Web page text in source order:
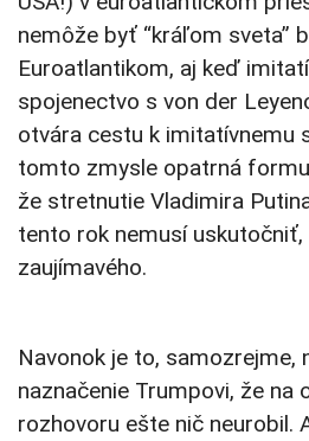
nemôže byť “kráľom sveta”
Euroatlantikom, aj keď
spojenectvo s von der
otvára cestu k imitatívnemu
tomto zmysle opatrná
že stretnutie Vladimira
tento rok nemusí uskutočniť,
zaujímavého.
Navonok je to, samozrejme,
naznačenie Trumpovi, že na
rozhovoru ešte nič neurobil.